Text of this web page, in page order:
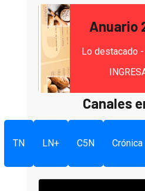
Anuario
Lo destacado
Canales
TN LN+ C5N Crónica